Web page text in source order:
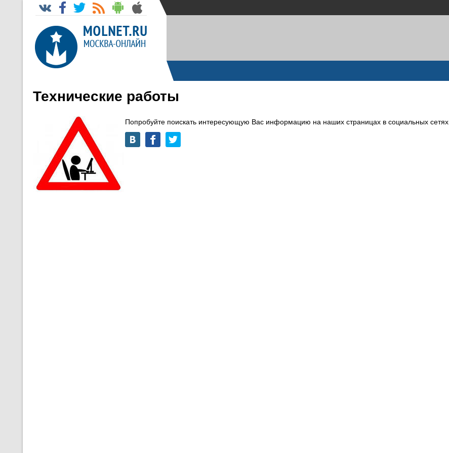
Технические работы
Попробуйте поискать интересующую Вас информацию на наших страницах в социальных сетях.